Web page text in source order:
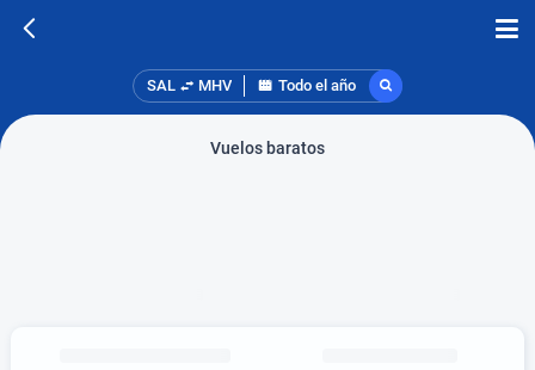
SAL MHV Todo el año
Vuelos baratos